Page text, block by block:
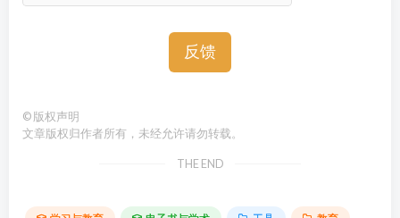
反馈
© 版权声明
文章版权归作者所有，未经允许请勿转载。
THE END